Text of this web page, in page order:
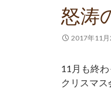
怒涛
2017年11月
11月も終
クリスマス